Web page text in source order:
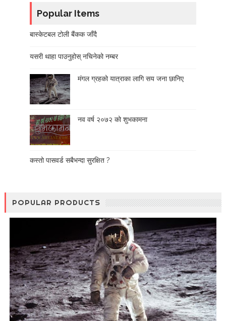
Popular Items
बास्केटबल टोली बैंकक जाँदै
यसरी थाहा पाउनुहोस् नचिनेको नम्बर
मंगल ग्रहको यात्राका लागि सय जना छानिए
नव वर्ष २०७२ को शुभकामना
कस्तो पासवर्ड सबैभन्दा सुरक्षित ?
POPULAR PRODUCTS